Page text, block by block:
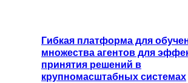
Гибкая платформа для
множества агентов для
принятия решений в
крупномасштабных системах